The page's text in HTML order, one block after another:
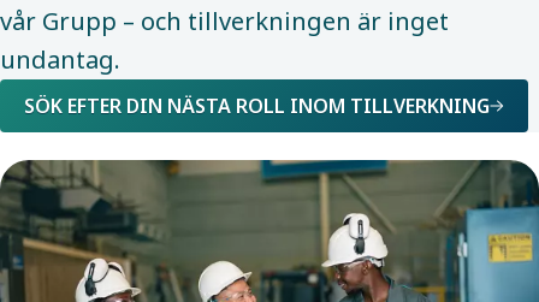
vår Grupp – och tillverkningen är inget
undantag. ​
SÖK EFTER DIN NÄSTA ROLL INOM TILLVERKNING